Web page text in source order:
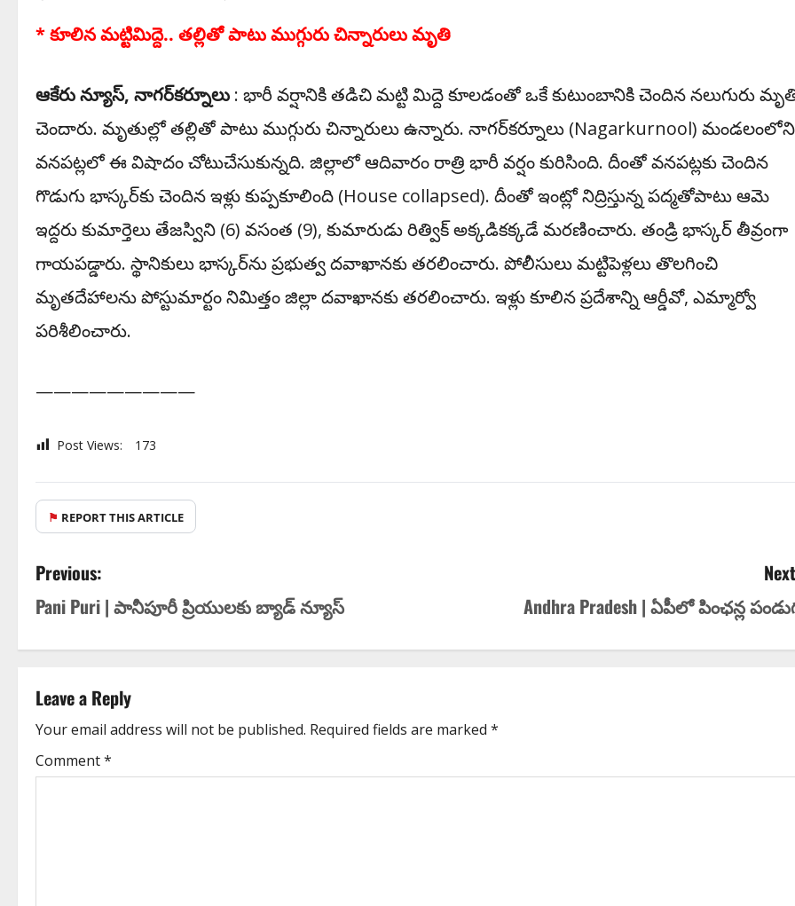
* కూలిన మ‌ట్టిమిద్దె.. తల్లితో పాటు ముగ్గురు చిన్నారులు మృతి
ఆకేరు న్యూస్, నాగర్‌కర్నూలు : భారీ వ‌ర్షానికి త‌డిచి మ‌ట్టి మిద్దె కూల‌డంతో ఒకే కుటుంబానికి చెందిన న‌లుగురు
చెందారు. మృతుల్లో త‌ల్లితో పాటు ముగ్గురు చిన్నారులు ఉన్నారు. నాగర్‌కర్నూలు (Nagarkurnool) మండలంలోని
వనపట్లలో ఈ విషాదం చోటుచేసుకున్నది. జిల్లాలో ఆదివారం రాత్రి భారీ వర్షం కురిసింది. దీంతో వనపట్లకు చెందిన
గొడుగు భాస్కర్‌కు చెందిన ఇళ్లు కుప్పకూలింది (House collapsed). దీంతో ఇంట్లో నిద్రిస్తున్న పద్మతోపాటు ఆమె
ఇద్దరు కుమార్తెలు తేజస్విని (6) వసంత (9), కుమారుడు రిత్విక్‌ అక్కడికక్కడే మరణించారు. తండ్రి భాస్కర్‌ తీవ్రంగా
గాయపడ్డారు. స్థానికులు భాస్కర్‌ను ప్రభుత్వ దవాఖానకు తరలించారు. పోలీసులు మట్టిపెళ్లలు తొలగించి
మృతదేహాలను పోస్టుమార్టం నిమిత్తం జిల్లా దవాఖానకు తరలించారు. ఇళ్లు కూలిన ప్రదేశాన్ని ఆర్డీవో, ఎమ్మార్వో
పరిశీలించారు.
—————————
Post Views: 173
⚑ REPORT THIS ARTICLE
Previous:
Pani Puri | పానీపూరీ ప్రియుల‌కు బ్యాడ్ న్యూస్
Andhra Pradesh | ఏపీలో పింఛ‌న్ల
Leave a Reply
Your email address will not be published. Required fields are marked *
Comment*